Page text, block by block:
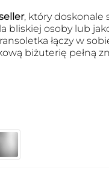
, który doskonale
bliskiej osoby lub
łączy w
biżuterię pełną